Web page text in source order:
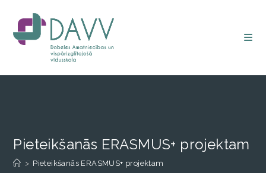
Pieteikšanās ERASMUS+ projektam
> Pieteikšanās ERASMUS+ projektam